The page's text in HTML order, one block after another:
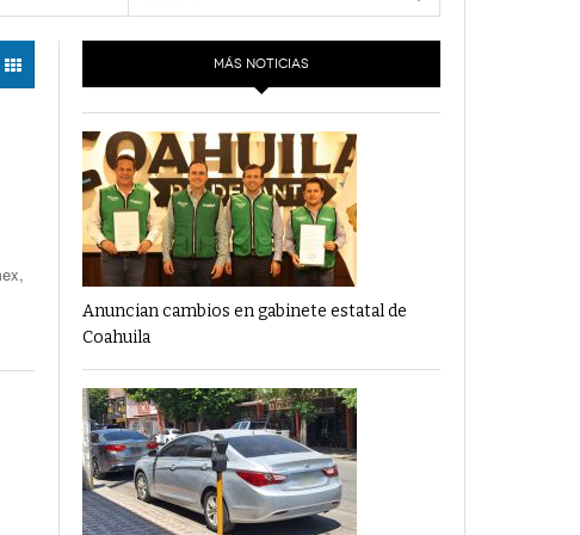
Financiamiento’ Por PC29
‘La Laguna: Bomba De Tiempo Por Falta De
Planeación’ Por PC29- 17 mayo, 2021
‘Las Corrupciones, Sus Formas Y Efectos’ Por
PC29- 7 mayo, 2021
- hace 19
MÁS NOTICIAS
Anuncian cambios en gabinete estatal de
Coahuila